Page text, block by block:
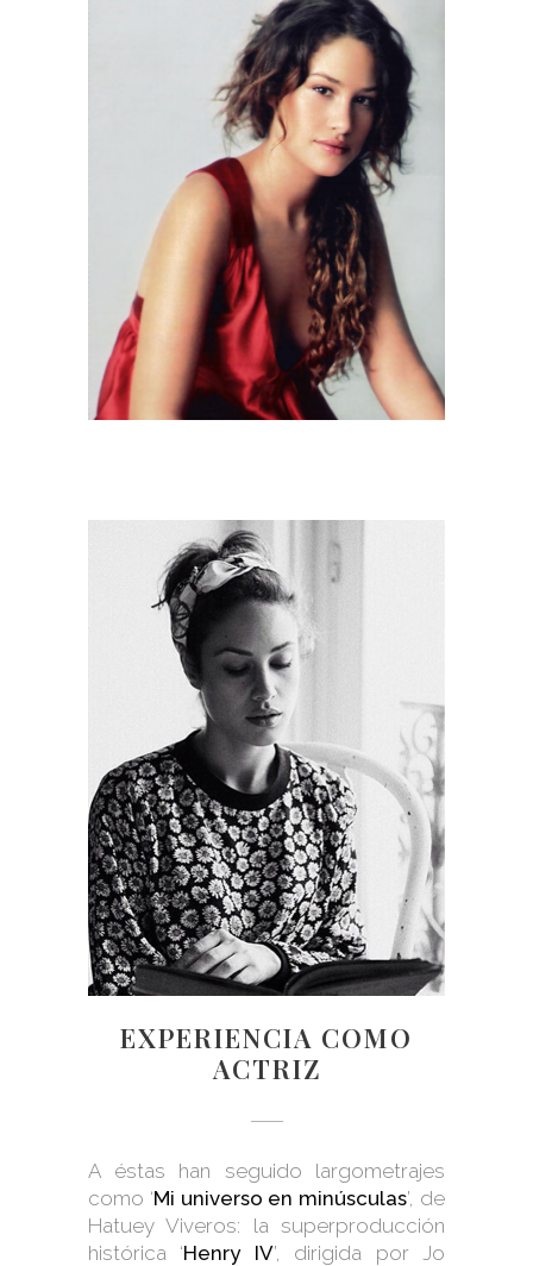
EXPERIENCIA COMO
ACTRIZ
A éstas han seguido largometrajes
como ‘Mi universo en minúsculas’, de
Hatuey Viveros: la superproducción
histórica ‘Henry IV’, dirigida por Jo